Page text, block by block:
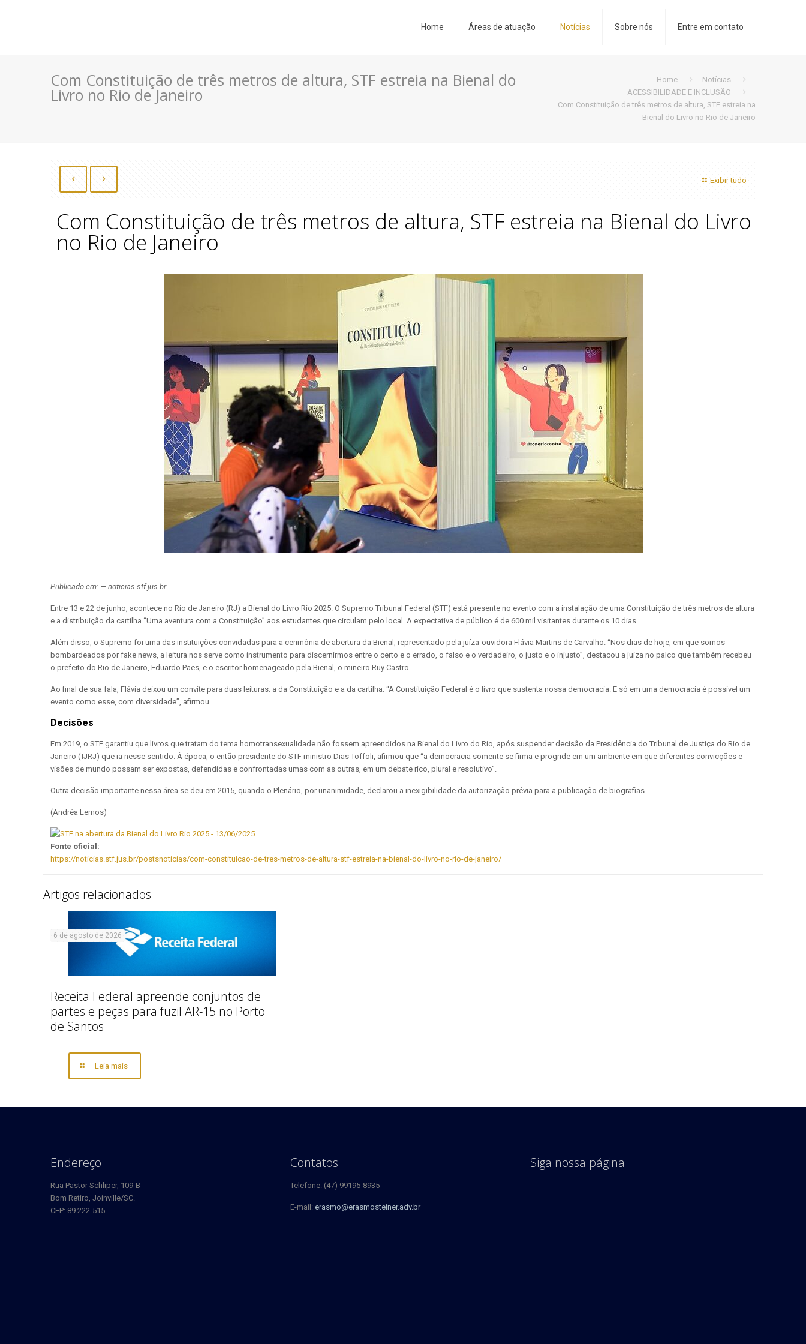
Home Áreas de atuação Notícias Sobre nós Entre em contato
Com Constituição de três metros de altura, STF estreia na Bienal do
Livro no Rio de Janeiro
Home
Notícias
ACESSIBILIDADE E INCLUSÃO
Com Constituição de três metros de altura, STF estreia na
Bienal do Livro no Rio de Janeiro
Exibir tudo
Com Constituição de três metros de altura, STF estreia na Bienal do Livro
no Rio de Janeiro
Publicado em: — noticias.stf.jus.br
Entre 13 e 22 de junho, acontece no Rio de Janeiro (RJ) a Bienal do Livro Rio 2025. O Supremo Tribunal Federal (STF) está presente no evento com a instalação de uma Constituição de três metros de altura
e a distribuição da cartilha “Uma aventura com a Constituição” aos estudantes que circulam pelo local. A expectativa de público é de 600 mil visitantes durante os 10 dias.
Além disso, o Supremo foi uma das instituições convidadas para a cerimônia de abertura da Bienal, representado pela juíza-ouvidora Flávia Martins de Carvalho. “Nos dias de hoje, em que somos
bombardeados por fake news, a leitura nos serve como instrumento para discernirmos entre o certo e o errado, o falso e o verdadeiro, o justo e o injusto”, destacou a juíza no palco que também recebeu
o prefeito do Rio de Janeiro, Eduardo Paes, e o escritor homenageado pela Bienal, o mineiro Ruy Castro.
Ao final de sua fala, Flávia deixou um convite para duas leituras: a da Constituição e a da cartilha. “A Constituição Federal é o livro que sustenta nossa democracia. E só em uma democracia é possível um
evento como esse, com diversidade”, afirmou.
Decisões
Em 2019, o STF garantiu que livros que tratam do tema homotransexualidade não fossem apreendidos na Bienal do Livro do Rio, após suspender decisão da Presidência do Tribunal de Justiça do Rio de
Janeiro (TJRJ) que ia nesse sentido. À época, o então presidente do STF ministro Dias Toffoli, afirmou que “a democracia somente se firma e progride em um ambiente em que diferentes convicções e
visões de mundo possam ser expostas, defendidas e confrontadas umas com as outras, em um debate rico, plural e resolutivo”.
Outra decisão importante nessa área se deu em 2015, quando o Plenário, por unanimidade, declarou a inexigibilidade da autorização prévia para a publicação de biografias.
(Andréa Lemos)
Fonte oficial:
https://noticias.stf.jus.br/postsnoticias/com-constituicao-de-tres-metros-de-altura-stf-estreia-na-bienal-do-livro-no-rio-de-janeiro/
Artigos relacionados
6 de agosto de 2026
Receita Federal apreende conjuntos de
partes e peças para fuzil AR-15 no Porto
de Santos
Leia mais
Endereço
Rua Pastor Schliper, 109-B
Bom Retiro, Joinville/SC.
CEP: 89.222-515.
Contatos
Telefone: (47) 99195-8935
E-mail: erasmo@erasmosteiner.adv.br
Siga nossa página